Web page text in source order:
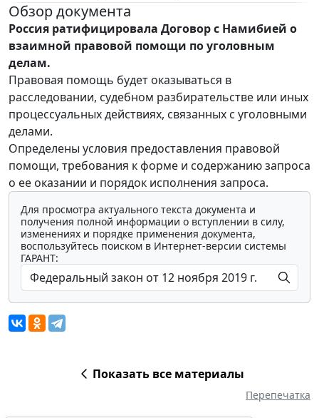
Обзор документа
Россия ратифицировала Договор с Намибией о
взаимной правовой помощи по уголовным
делам.
Правовая помощь будет оказываться в
расследовании, судебном разбирательстве или иных
процессуальных действиях, связанных с уголовными
делами.
Определены условия предоставления правовой
помощи, требования к форме и содержанию запроса
о ее оказании и порядок исполнения запроса.
Для просмотра актуального текста документа и
получения полной информации о вступлении в силу,
изменениях и порядке применения документа,
воспользуйтесь поиском в Интернет-версии системы
ГАРАНТ:
Показать все материалы
Перепечатка